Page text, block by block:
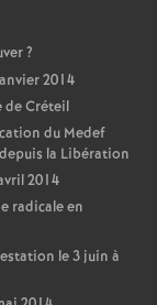
?
2014
de Créteil
du Medef
la Libération
2014
radicale en
le 3 juin à